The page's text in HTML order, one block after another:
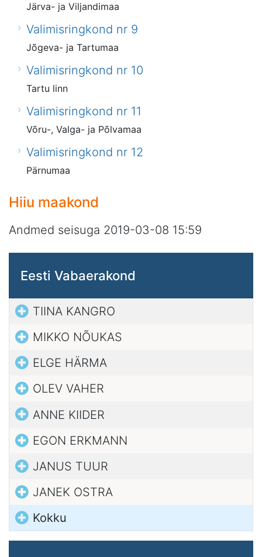
Järva- ja Viljandimaa
Valimisringkond nr 9
Jõgeva- ja Tartumaa
Valimisringkond nr 10
Tartu linn
Valimisringkond nr 11
Võru-, Valga- ja Põlvamaa
Valimisringkond nr 12
Pärnumaa
Hiiu maakond
Andmed seisuga 2019-03-08 15:59
Eesti Vabaerakond
TIINA KANGRO
MIKKO NÕUKAS
ELGE HÄRMA
OLEV VAHER
ANNE KIIDER
EGON ERKMANN
JANUS TUUR
JANEK OSTRA
Kokku